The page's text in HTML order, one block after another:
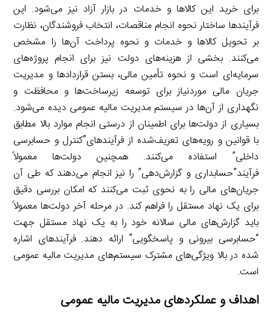
برای خرید این کالاها و خدمات در بازار آزاد نیز می‌شود. این
فرآیندها ساختار نحوه انجام مناقصات، انتخاب فروشندگان، نظارت
بر تحویل کالاها و خدمات و نحوه پرداخت آن‌ها را مشخص
می‌کنند. بخشی از هزینه‌های دولت نیز برای انجام پروژه‌های
سرمایه‌ای است و نحوه تأمین مالی، بستن قراردادها و مدیریت
جریان مالی موردنیاز برای توسعه زیرساخت‌ها و محافظت و
نگهداری از آن‌ها در سیستم مدیریت مالیه عمومی دیده می‌شود.
بسیاری از دولت‌ها برای اطمینان از درستی انجام موارد بالا مطابق
با قوانین و رویه‌های تعریف‌شده از فرآیندهای”کنترل و حسابرسی
داخلی” استفاده می‌کنند. همچنین دولت‌ها معمولاً
فرآیند”حسابداری و گزارش‌دهی” را نیز انجام می‌دهند که طی آن
جریان‌های مالی را به نحوی ثبت می‌کنند که امکان بررسی دقیق
برای یک نهاد مستقل را فراهم کند. در مرحله آخر دولت‌ها معمولاً
باید گزارش‌های مالی سالانه خود را به یک نهاد مستقل جهت
“حسابرسی بیرونی و پاسخگویی” ارائه دهند. فرآیندهای اشاره
شده در بالا ویژگی‌های مشترک سیستم‌های مدیریت مالیه عمومی
است.
اهداف و عملکردهای مدیریت مالیه عمومی